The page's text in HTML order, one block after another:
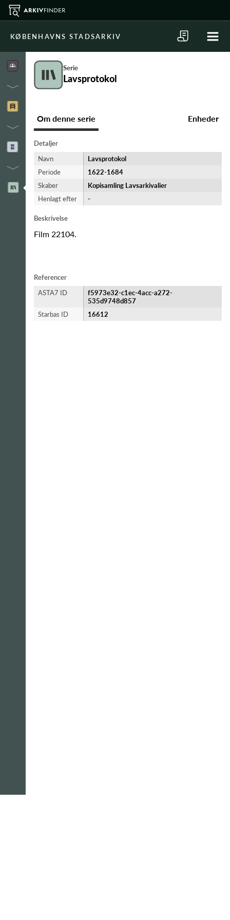
KØBENHAVNS STADSARKIV
Serie
Lavsprotokol
Om denne serie Enheder
Detaljer
Navn
Lavsprotokol
Periode
1622-​1684
Skaber
Kopisamling Lavsarkivalier
Henlagt efter
-
Beskrivelse
Film 22104.
Referencer
ASTA7 ID
f5973e32-c1ec-4acc-a272-
535d9748d857
Starbas ID
16612